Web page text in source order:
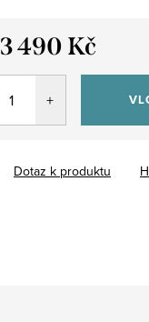
490 Kč
Dotaz k produktu